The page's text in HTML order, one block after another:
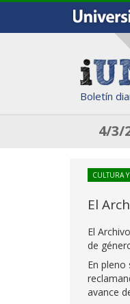
Boletín
4/3/
CULTURA
El
El
de
En
avance